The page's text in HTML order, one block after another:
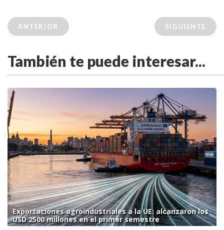
ANTERIOR SIGUIENTE
También te puede interesar...
Exportaciones agroindustriales a la UE: alcanzaron los
USD 2500 millones en el primer semestre